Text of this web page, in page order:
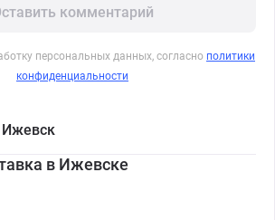
комментарий
персональных данных, согласно политики
конфиденциальности
в Ижевске